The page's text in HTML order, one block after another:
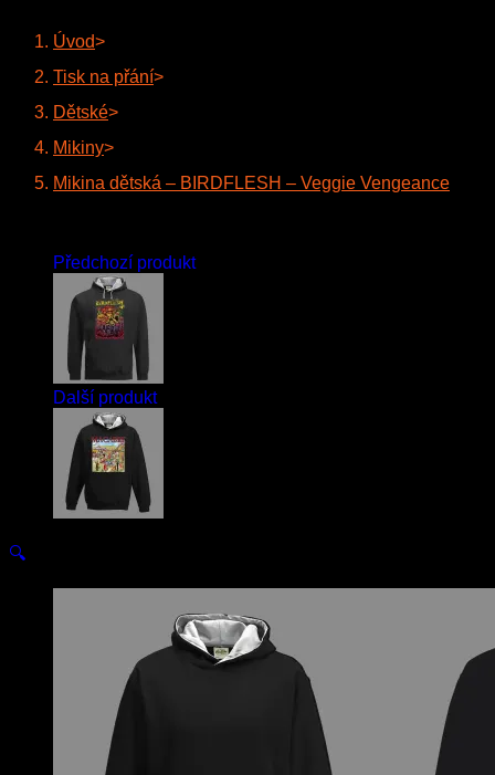
Úvod>
Tisk na přání>
Dětské>
Mikiny>
Mikina dětská – BIRDFLESH – Veggie Vengeance
Předchozí produkt
Další produkt
🔍